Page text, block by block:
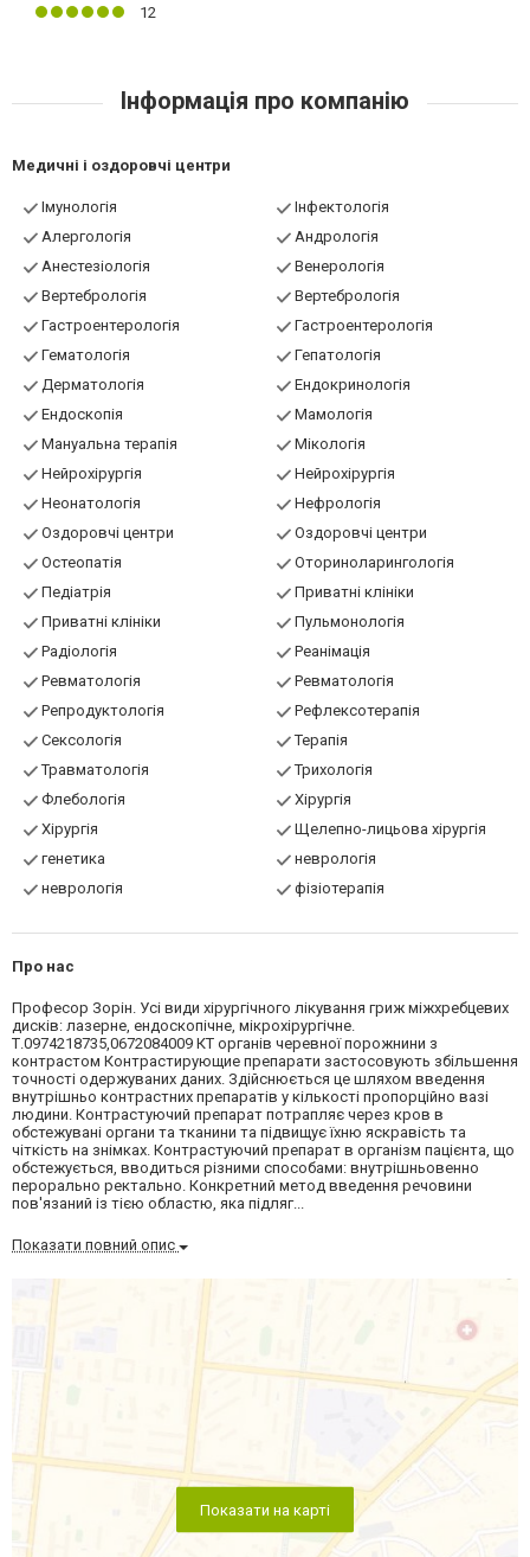
12
Інформація про компанію
Медичні і оздоровчі центри
Імунологія
Інфектологія
Алергологія
Андрологія
Анестезіологія
Венерологія
Вертебрологія
Вертебрологія
Гастроентерологія
Гастроентерологія
Гематологія
Гепатологія
Дерматологія
Ендокринологія
Ендоскопія
Мамологія
Мануальна терапія
Мікологія
Нейрохірургія
Нейрохірургія
Неонатологія
Нефрологія
Оздоровчі центри
Оздоровчі центри
Остеопатія
Оториноларингологія
Педіатрія
Приватні клініки
Приватні клініки
Пульмонологія
Радіологія
Реанімація
Ревматологія
Ревматологія
Репродуктологія
Рефлексотерапія
Сексологія
Терапія
Травматологія
Трихологія
Флебологія
Хірургія
Хірургія
Щелепно-лицьова хірургія
генетика
неврологія
неврологія
фізіотерапія
Про нас
Професор Зорін. Усі види хірургічного лікування гриж міжхребцевих
дисків: лазерне, ендоскопічне, мікрохірургічне.
Т.0974218735,0672084009 КТ органів черевної порожнини з
контрастом Контрастирующие препарати застосовують збільшення
точності одержуваних даних. Здійснюється це шляхом введення
внутрішньо контрастних препаратів у кількості пропорційно вазі
людини. Контрастуючий препарат потрапляє через кров в
обстежувані органи та тканини та підвищує їхню яскравість та
чіткість на знімках. Контрастуючий препарат в організм пацієнта, що
обстежується, вводиться різними способами: внутрішньовенно
перорально ректально. Конкретний метод введення речовини
пов'язаний із тією областю, яка підляг...
Показати повний опис
Показати на карті